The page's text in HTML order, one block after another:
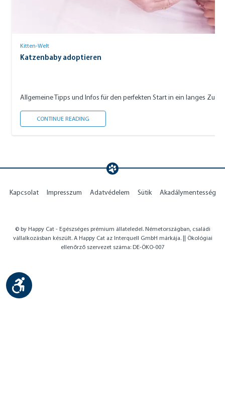
Kitten-Welt
Katzenbaby adoptieren
Allgemeine Tipps und Infos für den perfekten Start in ein langes
CONTINUE READING
Kapcsolat Impresszum Adatvédelem Sütik Akadálymentesség
© by Happy Cat - Egészséges prémium állateledel. Németországban, családi
vállalkozásban készült. A Happy Cat az Interquell GmbH márkája. || Ökológiai
ellenőrző szervezet száma: DE-ÖKO-007
Show toolbar